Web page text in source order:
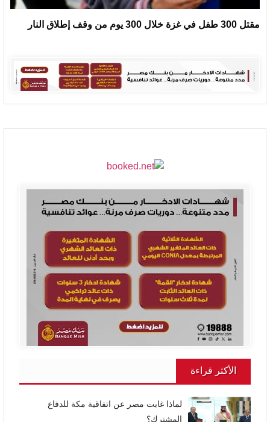
مقتل 300 طفل في غزة خلال 300 يوم من وقف إطلاق النار
الأكثر قراءة
لماذا غابت مصر عن اتفاقية مكة للدفاع
المشترك؟